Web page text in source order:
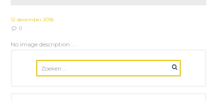
12 december 2016
0
No image description ...